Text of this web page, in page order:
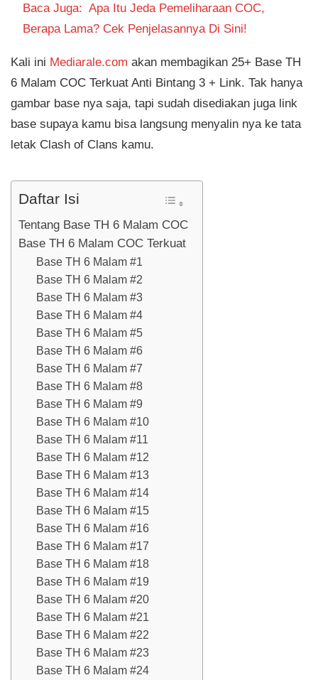
Baca Juga: Apa Itu Jeda Pemeliharaan COC,
Berapa Lama? Cek Penjelasannya Di Sini!
Kali ini Mediarale.com akan membagikan 25+ Base TH
6 Malam COC Terkuat Anti Bintang 3 + Link. Tak hanya
gambar base nya saja, tapi sudah disediakan juga link
base supaya kamu bisa langsung menyalin nya ke tata
letak Clash of Clans kamu.
Daftar Isi
Tentang Base TH 6 Malam COC
Base TH 6 Malam COC Terkuat
Base TH 6 Malam #1
Base TH 6 Malam #2
Base TH 6 Malam #3
Base TH 6 Malam #4
Base TH 6 Malam #5
Base TH 6 Malam #6
Base TH 6 Malam #7
Base TH 6 Malam #8
Base TH 6 Malam #9
Base TH 6 Malam #10
Base TH 6 Malam #11
Base TH 6 Malam #12
Base TH 6 Malam #13
Base TH 6 Malam #14
Base TH 6 Malam #15
Base TH 6 Malam #16
Base TH 6 Malam #17
Base TH 6 Malam #18
Base TH 6 Malam #19
Base TH 6 Malam #20
Base TH 6 Malam #21
Base TH 6 Malam #22
Base TH 6 Malam #23
Base TH 6 Malam #24